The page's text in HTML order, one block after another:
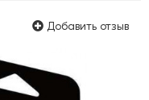
Добавить отзыв